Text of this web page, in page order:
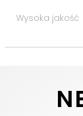
Wysoka jakość